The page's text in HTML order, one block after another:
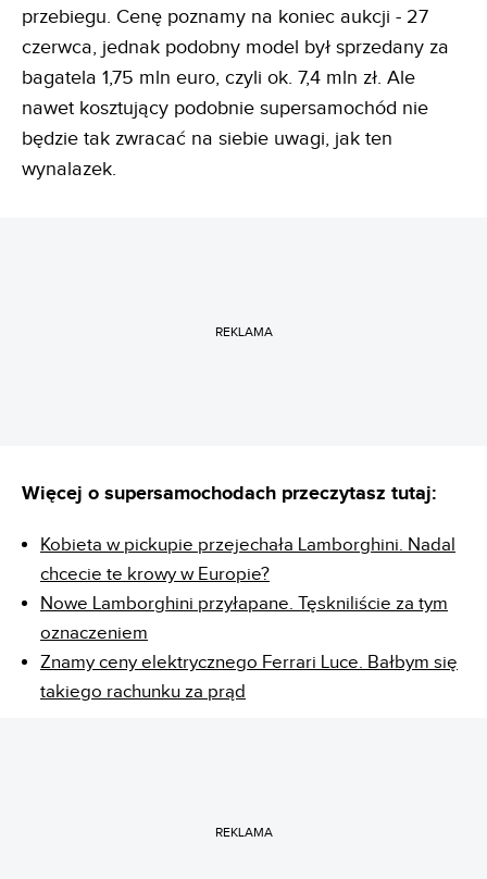
przebiegu. Cenę poznamy na koniec aukcji - 27
czerwca, jednak podobny model był sprzedany za
bagatela 1,75 mln euro, czyli ok. 7,4 mln zł. Ale
nawet kosztujący podobnie supersamochód nie
będzie tak zwracać na siebie uwagi, jak ten
wynalazek.
REKLAMA
Więcej o supersamochodach przeczytasz tutaj:
Kobieta w pickupie przejechała Lamborghini. Nadal
chcecie te krowy w Europie?
Nowe Lamborghini przyłapane. Tęskniliście za tym
oznaczeniem
Znamy ceny elektrycznego Ferrari Luce. Bałbym się
takiego rachunku za prąd
REKLAMA